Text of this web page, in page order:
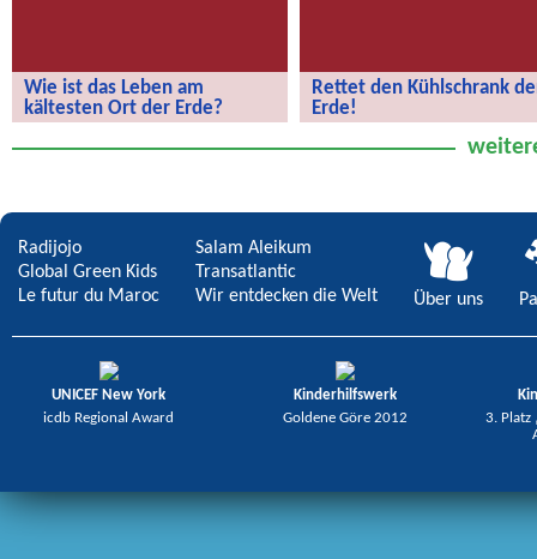
Wie ist das Leben am
kältesten Ort der Erde?
der Erde?
Rettet den Kühlschrank
Erde!
Radijojo
Global Green Kids
Le futur du Maroc
Salam Aleikum
Transatlantic
Wir entdecken die Welt
Über uns
UNICEF New York
icdb Regional Award
Kinderhilfswerk
Goldene Göre 2012
3. Platz